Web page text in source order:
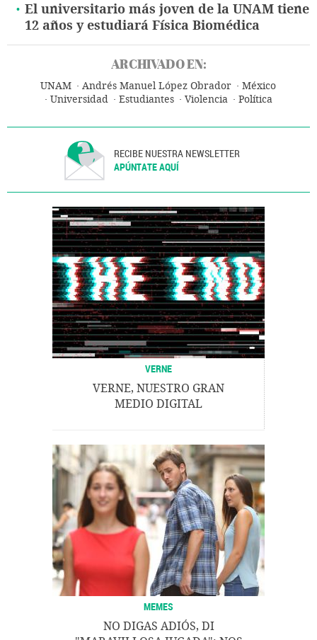
El universitario más joven de la UNAM tiene
12 años y estudiará Física Biomédica
ARCHIVADO EN:
UNAM Andrés Manuel López Obrador
México
Universidad
Estudiantes Violencia Política
RECIBE NUESTRA NEWSLETTER
APÚNTATE AQUÍ
VERNE
VERNE, NUESTRO GRAN
MEDIO DIGITAL
MEMES
NO DIGAS ADIÓS, DI